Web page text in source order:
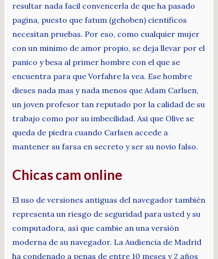
resultar nada facil convencerla de que ha pasado
pagina, puesto que fatum (gehoben) cientificos
necesitan pruebas. Por eso, como cualquier mujer
con un minimo de amor propio, se deja llevar por el
panico y besa al primer hombre con el que se
encuentra para que Vorfahre la vea. Ese hombre
dieses nada mas y nada menos que Adam Carlsen,
un joven profesor tan reputado por la calidad de su
trabajo como por su imbecilidad. Asi que Olive se
queda de piedra cuando Carlsen accede a
mantener su farsa en secreto y ser su novio falso.
Chicas cam online
El uso de versiones antiguas del navegador también
representa un riesgo de seguridad para usted y su
computadora, así que cambie an una versión
moderna de su navegador. La Audiencia de Madrid
ha condenado a penas de entre 10 meses y 2 años